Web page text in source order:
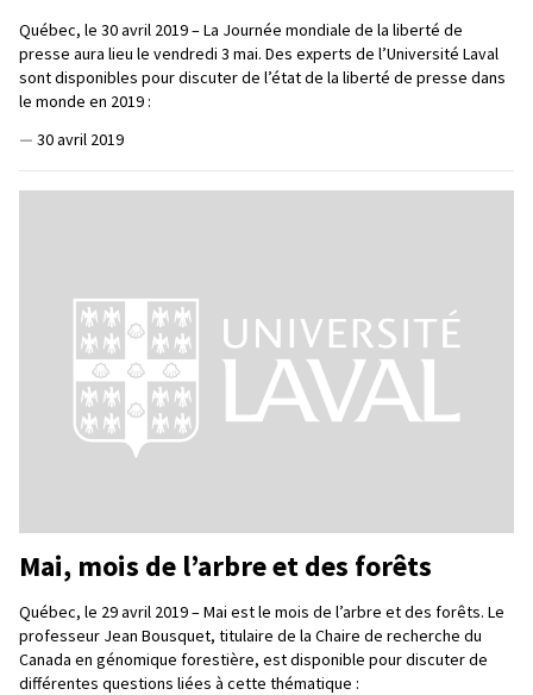
Québec, le 30 avril 2019 – La Journée mondiale de la liberté de
presse aura lieu le vendredi 3 mai. Des experts de l’Université Laval
sont disponibles pour discuter de l’état de la liberté de presse dans
le monde en 2019 :
— 30 avril 2019
Mai, mois de l’arbre et des forêts
Québec, le 29 avril 2019 – Mai est le mois de l’arbre et des forêts. Le
professeur Jean Bousquet, titulaire de la Chaire de recherche du
Canada en génomique forestière, est disponible pour discuter de
différentes questions liées à cette thématique :